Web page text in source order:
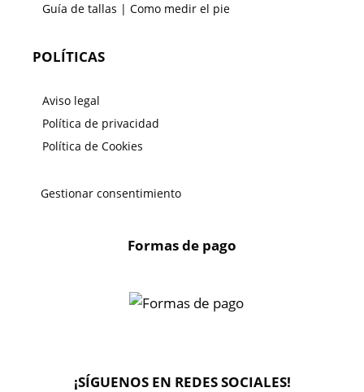
Guía de tallas | Como medir el pie
POLÍTICAS
Aviso legal
Política de privacidad
Política de Cookies
Gestionar consentimiento
Formas de pago
¡SÍGUENOS EN REDES SOCIALES!
📞 Contactar Whatsapp